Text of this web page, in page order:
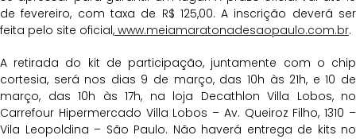
de fevereiro, com taxa de R$ 125,00. A inscrição deverá ser
feita pelo site oficial, www.meiamaratonadesaopaulo.com.br.
A retirada do kit de participação, juntamente com o chip
cortesia, será nos dias 9 de março, das 10h às 21h, e 10 de
março, das 10h às 17h, na loja Decathlon Villa Lobos, no
Carrefour Hipermercado Villa Lobos – Av. Queiroz Filho, 1310 –
Vila Leopoldina – São Paulo. Não haverá entrega de kits no